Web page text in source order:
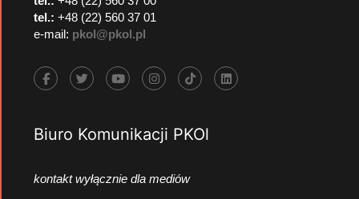
tel.: +48 (22) 560 37 01
e-mail: pkol@pkol.pl
Biuro Komunikacji PKOl
kontakt wyłącznie dla mediów